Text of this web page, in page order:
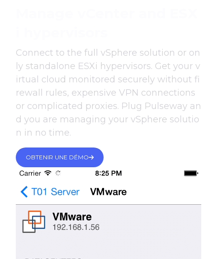
Connect to the full vSphere solution or on
ly standalone ESXi hypervisors. Get your v
irtual cloud monitored securely without fi
rewall rules, expensive VPN connections
or complicated proxies. Plug Pulseway an
d you are managing your vSphere solutio
n in no time.
OBTENIR UNE DÉMO